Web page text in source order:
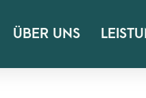
ÜBER UNS